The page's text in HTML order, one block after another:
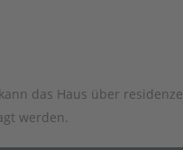
das Haus über
werden.